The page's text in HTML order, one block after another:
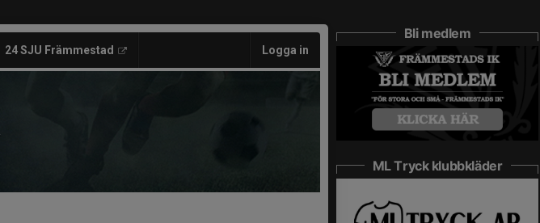
24 SJU Främmestad Logga in
Bli medlem
ML Tryck klubbkläder